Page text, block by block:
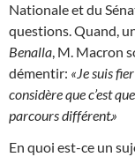
Nationale et du
questions. Quand,
Benalla, M. Macron
démentir: «Je suis
considère que c’est
parcours différent.»
En quoi est-ce un